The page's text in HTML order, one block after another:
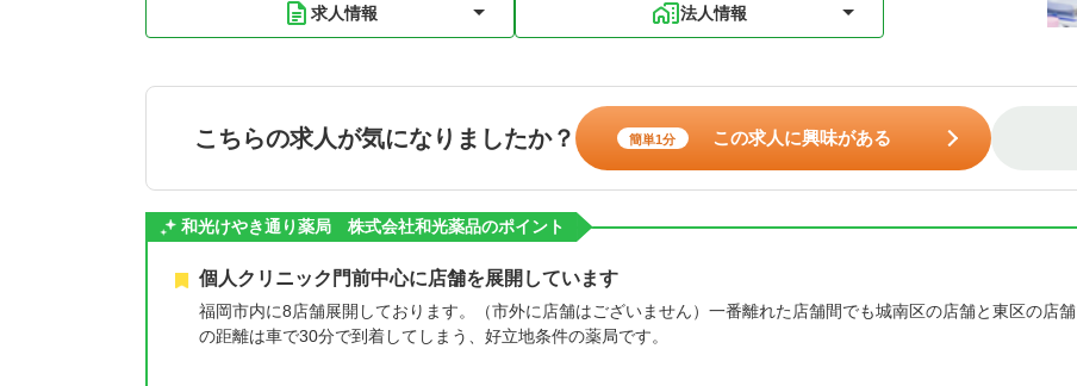
求人情報 法人情報
こちらの求人が気になりましたか？ 簡単1分 この求人に興味がある
和光けやき通り薬局 株式会社和光薬品のポイント
個人クリニック門前中心に店舗を展開しています
福岡市内に8店舗展開しております。（市外に店舗はございません）一番離れた店舗間でも城南区の店舗と東区の店舗
の距離は車で30分で到着してしまう、好立地条件の薬局です。